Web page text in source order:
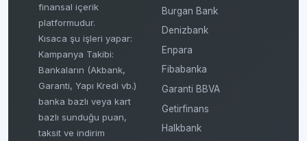
finansal içerik
platformudur.
Kısaca şu işleri yapar:
Kampanya Takibi:
Bankaların (Akbank,
Garanti, Yapı Kredi vb.)
banka bazlı veya kart
bazlı sunduğu puan,
taksit ve indirim
Burgan Bank
Denizbank
Enpara
Fibabanka
Garanti BBVA
Getirfinans
Halkbank